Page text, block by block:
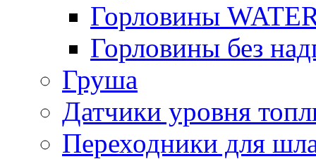
Горловины
Горловины без
Груша
Датчики уровня
Переходники для